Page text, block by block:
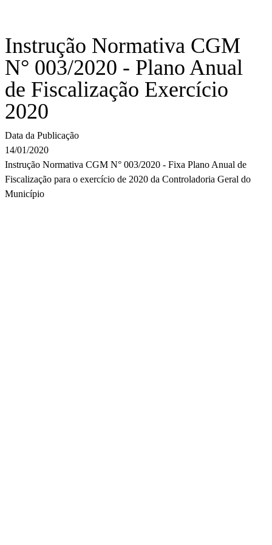
Instrução Normativa CGM
N° 003/2020 - Plano Anual
de Fiscalização Exercício
2020
Data da Publicação
14/01/2020
Instrução Normativa CGM N° 003/2020 - Fixa Plano Anual de
Fiscalização para o exercício de 2020 da Controladoria Geral do
Município